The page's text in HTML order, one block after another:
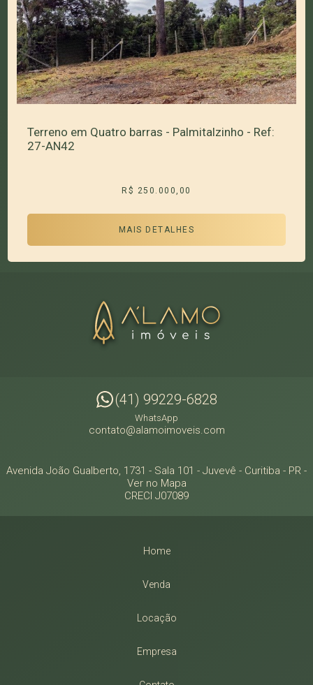
Terreno em Quatro barras - Palmitalzinho - Ref:
27-AN42
R$ 250.000,00
MAIS DETALHES
(41) 99229-6828
WhatsApp
contato@alamoimoveis.com
Avenida João Gualberto, 1731 - Sala 101 - Juvevê - Curitiba - PR -
Ver no Mapa
CRECI J07089
Home
Venda
Locação
Empresa